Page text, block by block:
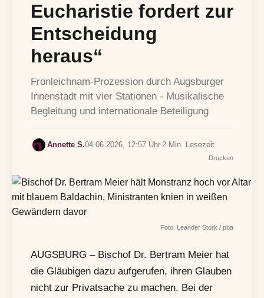
Eucharistie fordert zur
Entscheidung
heraus“
Fronleichnam-Prozession durch Augsburger
Innenstadt mit vier Stationen - Musikalische
Begleitung und internationale Beteiligung
Annette S.04.06.2026, 12:57 Uhr 2 Min. Lesezeit
Drucken
Foto: Leander Stork / pba
AUGSBURG – Bischof Dr. Bertram Meier hat
die Gläubigen dazu aufgerufen, ihren Glauben
nicht zur Privatsache zu machen. Bei der